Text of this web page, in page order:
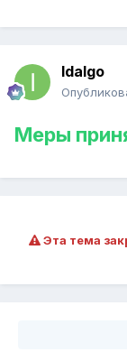
Idalgo
Меры
Эта тема